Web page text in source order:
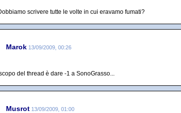
scrivere tutte le volte in cui eravamo fumati?
Marok 13/09/2009, 00:26
del thread è dare -1 a SonoGrasso...
Musrot 13/09/2009, 01:00